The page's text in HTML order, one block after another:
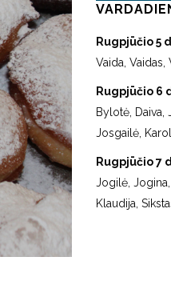
Rugpjūčio 5
Vaida, Vaidas,
Rugpjūčio 6
Bylotė, Daiva,
Josgailė,
Rugpjūčio 7
Jogilė, Jogina,
Klaudija,